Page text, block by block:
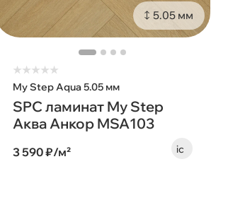
5.05 мм
★★★★★
My Step Aqua 5.05 мм
SPC ламинат My Step
Аква Анкор MSA103
3 590 ₽/м²